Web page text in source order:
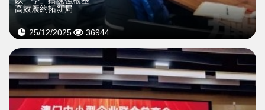
高效履約拓新局
25/12/2025 36944